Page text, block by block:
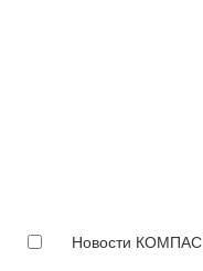
Новости КОМПАС